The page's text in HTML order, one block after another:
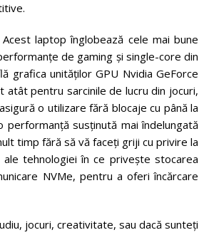
laptop înglobează cele mai bune
de gaming și single-core din
grafica unităților GPU Nvidia GeForce
atât pentru sarcinile de lucru din jocuri,
o utilizare fără blocaje cu până la
susținută mai îndelungată
timp fără să vă faceți griji cu privire la
tehnologiei în ce privește stocarea
NVMe, pentru a oferi încărcare
jocuri, creativitate, sau dacă sunteți